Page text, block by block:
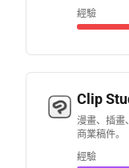
經驗
Clip
漫畫、插畫
商業稿件。
經驗